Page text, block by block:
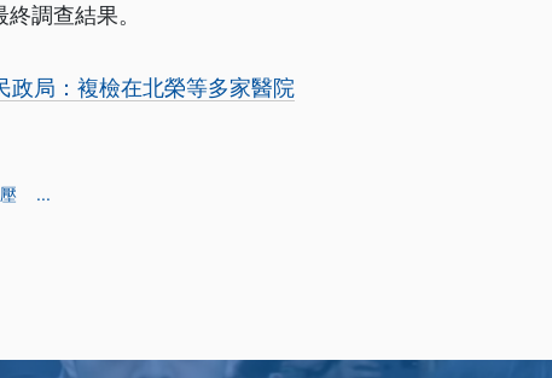
調查結果。
政局：複檢在北榮等多家醫院
...